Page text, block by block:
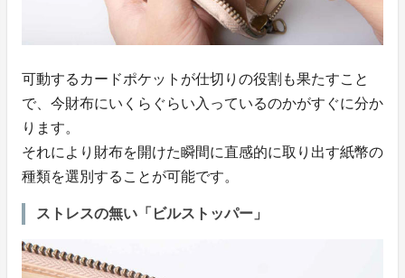
可動するカードポケットが仕切りの役割も果たすこと
で、今財布にいくらぐらい入っているのかがすぐに分か
ります。
それにより財布を開けた瞬間に直感的に取り出す紙幣の
種類を選別することが可能です。
ストレスの無い「ビルストッパー」